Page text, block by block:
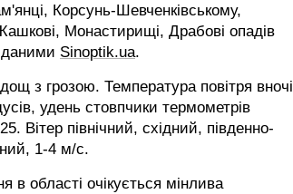
Корсунь-Шевченківському,
Монастирищі, Драбові опадів
даними Sinoptik.ua.
з грозою. Температура повітря вночі
удень стовпчики термометрів
Вітер північний, східний, південно-
1-4 м/с.
в області очікується мінлива